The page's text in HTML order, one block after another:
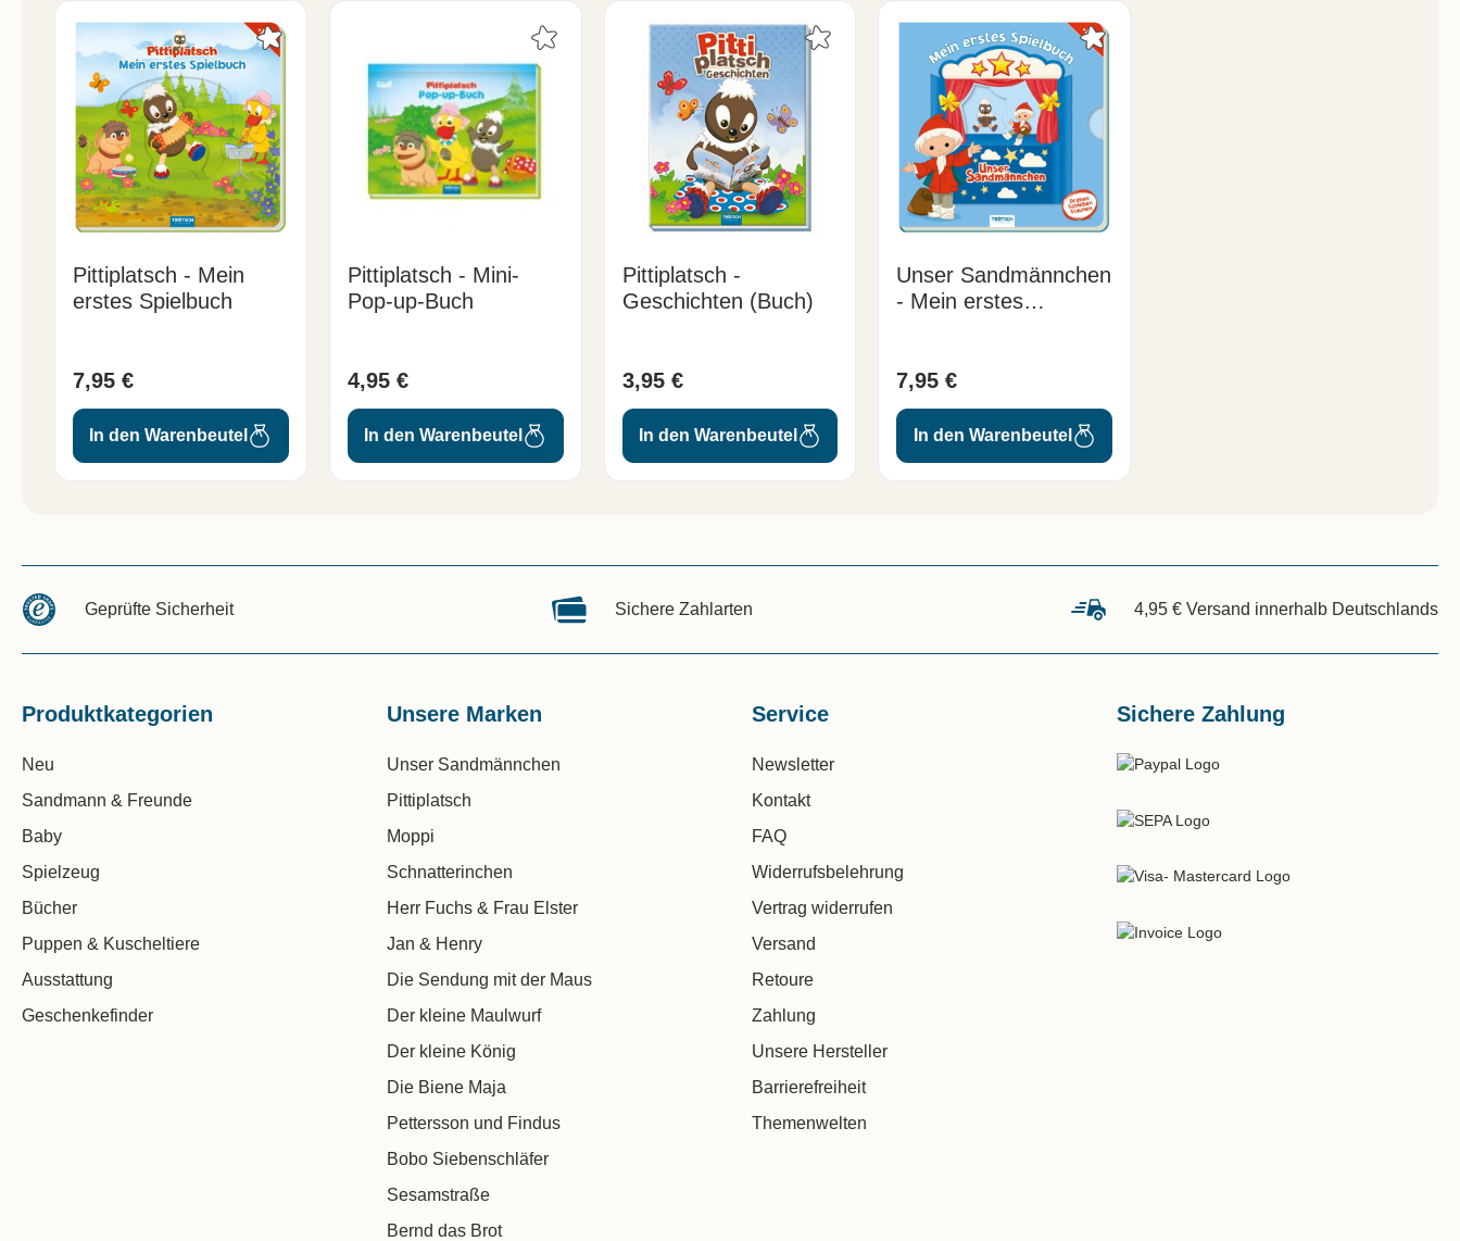
Pittiplatsch - Mein
erstes Spielbuch
7,95 €
In den Warenbeutel
Pittiplatsch - Mini-
Pop-up-Buch
4,95 €
In den Warenbeutel
Pittiplatsch -
Geschichten (Buch)
3,95 €
In den Warenbeutel
Unser Sandmännchen
- Mein erstes
7,95 €
In den Warenbeutel
Geprüfte Sicherheit Sichere Zahlarten 4,95 € Versand innerhalb Deutschlands
Produktkategorien
Neu
Sandmann & Freunde
Baby
Spielzeug
Bücher
Puppen & Kuscheltiere
Ausstattung
Geschenkefinder
Unsere Marken
Unser Sandmännchen
Pittiplatsch
Moppi
Schnatterinchen
Herr Fuchs & Frau Elster
Jan & Henry
Die Sendung mit der Maus
Der kleine Maulwurf
Der kleine König
Die Biene Maja
Pettersson und Findus
Bobo Siebenschläfer
Sesamstraße
Bernd das Brot
Service
Newsletter
Kontakt
FAQ
Widerrufsbelehrung
Vertrag widerrufen
Versand
Retoure
Zahlung
Unsere Hersteller
Barrierefreiheit
Themenwelten
Sichere Zahlung